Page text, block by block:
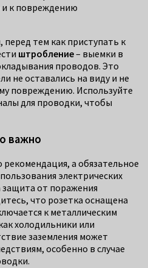
и к повреждению
перед тем как приступать к
штробление– выемки в
проводов. Это
не оставались на виду и не
повреждению. Используйте
для проводки, чтобы
важно
рекомендация, а обязательное
электрических
защита от поражения
что розетка оснащена
к металлическим
холодильники или
заземления может
особенно в случае